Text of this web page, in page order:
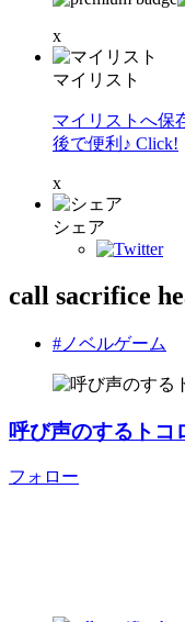
x
マイリスト
マイリストへ保
後で便利♪ Click!
x
シェア
call sacrifice
#ノベルゲーム
呼び声のするトコ
フォロー